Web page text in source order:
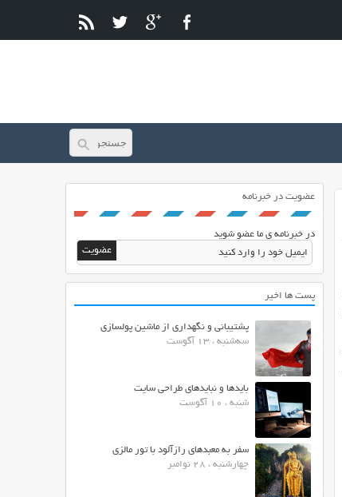
عضویت در خبرنامه
در خبرنامه ی ما عضو شوید
پست ها اخیر
پشتیبانی و نگهداری از ماشین پولسازی
سه‌شنبه ، 13 آگوست
بایدها و نبایدهای طراحی سایت
شنبه ، 10 آگوست
سفر به معبدهای رازآلود با تور مالزی
چهارشنبه ، 28 نوامبر